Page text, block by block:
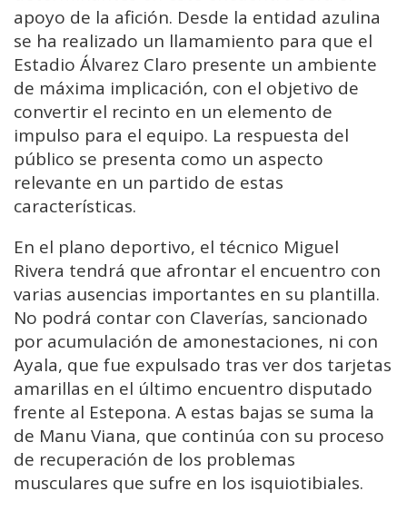
apoyo de la afición. Desde la entidad azulina
se ha realizado un llamamiento para que el
Estadio Álvarez Claro presente un ambiente
de máxima implicación, con el objetivo de
convertir el recinto en un elemento de
impulso para el equipo. La respuesta del
público se presenta como un aspecto
relevante en un partido de estas
características.
En el plano deportivo, el técnico Miguel
Rivera tendrá que afrontar el encuentro con
varias ausencias importantes en su plantilla.
No podrá contar con Claverías, sancionado
por acumulación de amonestaciones, ni con
Ayala, que fue expulsado tras ver dos tarjetas
amarillas en el último encuentro disputado
frente al Estepona. A estas bajas se suma la
de Manu Viana, que continúa con su proceso
de recuperación de los problemas
musculares que sufre en los isquiotibiales.